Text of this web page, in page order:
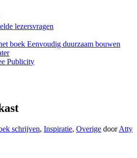
lezersvragen
boek Eenvoudig duurzaam bouwen
Publicity
schrijven, Inspiratie, Overige doorAtty